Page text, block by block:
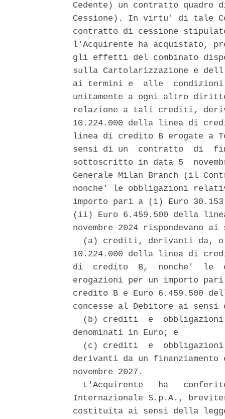
Cedente) un contratto
Cessione). In virtu' di tale
contratto di cessione
l'Acquirente ha acquistato,
gli effetti del combinato
sulla Cartolarizzazione e
ai termini e  alle
unitamente a ogni altro
relazione a tali crediti,
10.224.000 della linea di
linea di credito B erogate a
sensi di un  contratto  di
sottoscritto in data 5
Generale Milan Branch (il
nonche' le obbligazioni
importo pari a (i) Euro
(ii) Euro 6.459.500 della
novembre 2024
(a) crediti, derivanti da,
10.224.000 della linea di
di  credito  B,  nonche'  le
erogazioni per un importo
credito B e Euro 6.459.500
concesse al Debitore ai
(b) crediti  e
denominati in Euro; e
(c) crediti  e
derivanti da un finanziamento
novembre 2027.
L'Acquirente   ha
Internazionale S.p.A.,
costituita ai sensi della